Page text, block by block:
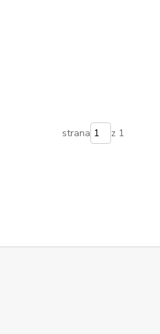
strana z 1